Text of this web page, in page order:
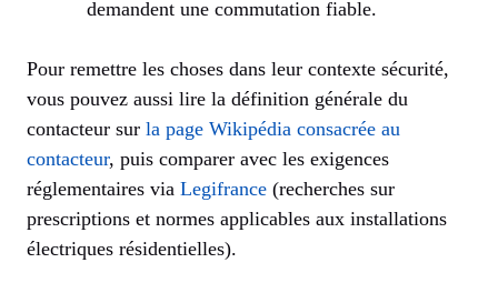
demandent une commutation fiable.
Pour remettre les choses dans leur contexte sécurité,
vous pouvez aussi lire la définition générale du
contacteur sur la page Wikipédia consacrée au
contacteur, puis comparer avec les exigences
réglementaires via Legifrance (recherches sur
prescriptions et normes applicables aux installations
électriques résidentielles).